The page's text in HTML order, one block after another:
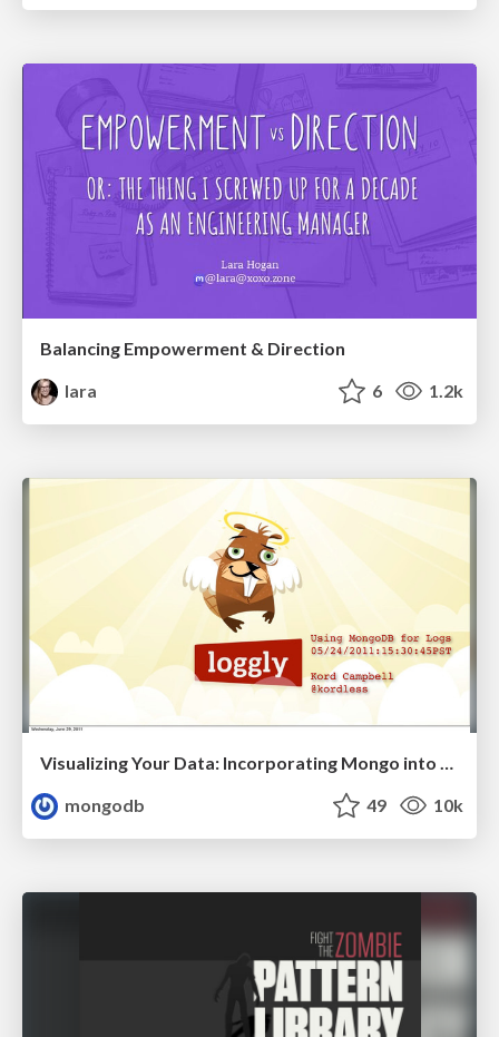
Balancing Empowerment & Direction
lara
6 1.2k
Visualizing Your Data: Incorporating Mongo into Loggly Infrastructure
mongodb
49 10k